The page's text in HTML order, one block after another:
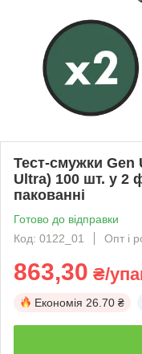
Тест-смужки Gen
Ultra) 100 шт. у 2
пакованні
Готово до відправки
Код: 0122_01
Опт і
863,30 ₴/
Економія 26.70 ₴